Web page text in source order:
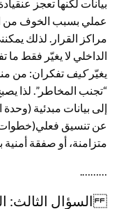
بيانات لكنها تعجز
عملي بسبب الخوف من
مراكز القرار. لذلك
الداخلي لا يغيّر فقط ما
يغيّركيف تفكران: من
“تجنب المخاطر”. لذا
إلى بيانات مبدئية
عن تنسيق
متزامنة، أو صفقة أمنية
……….
السؤال الثالث: